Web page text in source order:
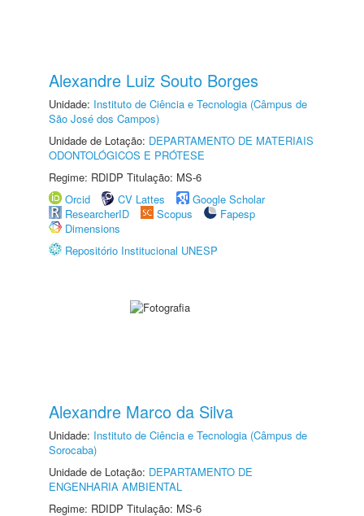
Alexandre Luiz Souto Borges
Unidade: Instituto de Ciência e Tecnologia (Câmpus de
São José dos Campos)
Unidade de Lotação: DEPARTAMENTO DE MATERIAIS
ODONTOLÓGICOS E PRÓTESE
Regime: RDIDP Titulação: MS-6
Orcid
CV Lattes
Google Scholar
ResearcherID
Scopus
Fapesp
Dimensions
Repositório Institucional UNESP
Alexandre Marco da Silva
Unidade: Instituto de Ciência e Tecnologia (Câmpus de
Sorocaba)
Unidade de Lotação: DEPARTAMENTO DE
ENGENHARIA AMBIENTAL
Regime: RDIDP Titulação: MS-6